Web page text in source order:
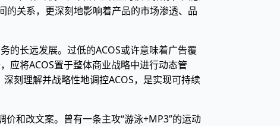
的关系，更深刻地影响着产品的市场渗透、品
的长远发展。过低的ACOS或许意味着广告覆
应将ACOS置于整体商业战略中进行动态管
刻理解并战略性地调控ACOS，是实现可持续
价和改文案。曾有一条主攻“游泳+MP3”的运动